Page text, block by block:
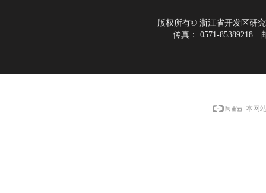
版权所有© 浙江省开发区研
传真：
0571-85389218
本网